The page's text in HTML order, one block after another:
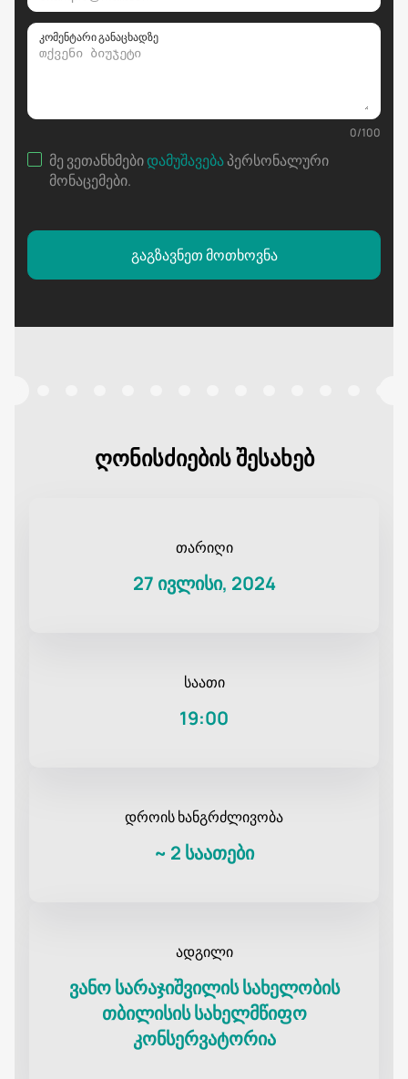
კომენტარი განაცხადზე
0/100
მე ვეთანხმებიდამუშავებაპერსონალური
მონაცემები.
გაგზავნეთ მოთხოვნა
ღონისძიების შესახებ
თარიღი
27 ივლისი, 2024
საათი
19:00
დროის ხანგრძლივობა
~ 2 საათები
ადგილი
ვანო სარაჯიშვილის სახელობის
თბილისის სახელმწიფო
კონსერვატორია